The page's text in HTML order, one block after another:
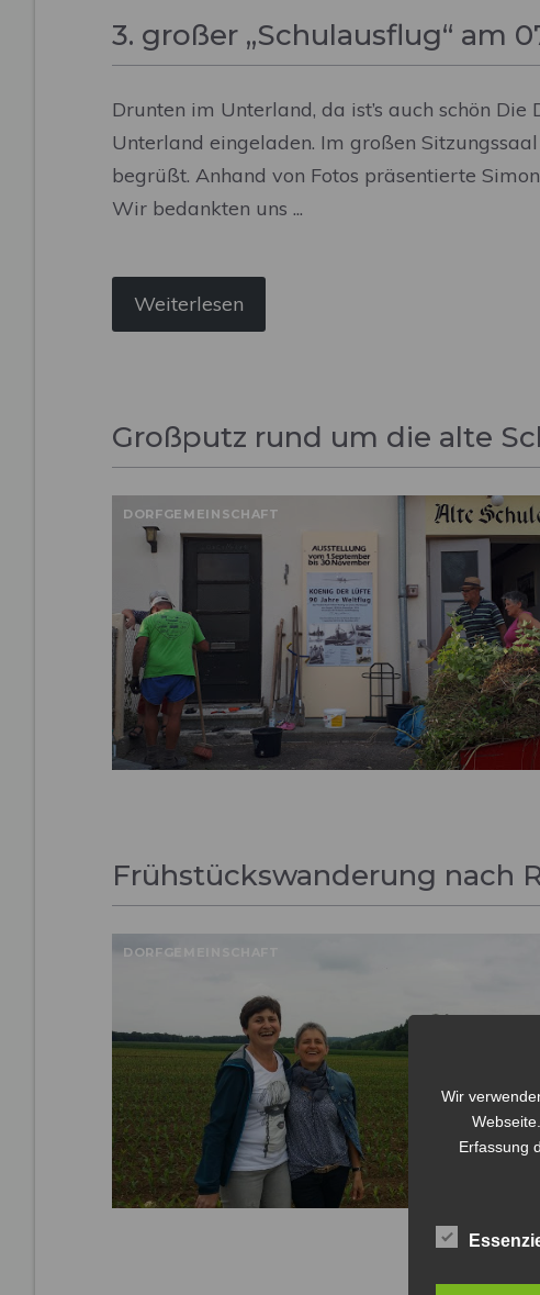
3. großer „Schulausflug“ am
Drunten im Unterland, da ist’s auch schön
Unterland eingeladen. Im großen
begrüßt. Anhand von Fotos präsentierte
Wir bedankten uns ...
Weiterlesen
Großputz rund um die alte
DORFGEMEINSCHAFT
Frühstückswanderung nach
DORFGEMEINSCHAFT
Wir
Erfassung